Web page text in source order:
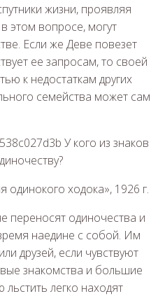
жизни, проявляя
этом вопросе, могут
Если же Деве повезет
ее запросам, то своей
к недостаткам других
семейства может сам
ходока», 1926 г.
переносят одиночества и
наедине с собой. Им
друзей, если чувствуют
знакомства и большие
легко находят